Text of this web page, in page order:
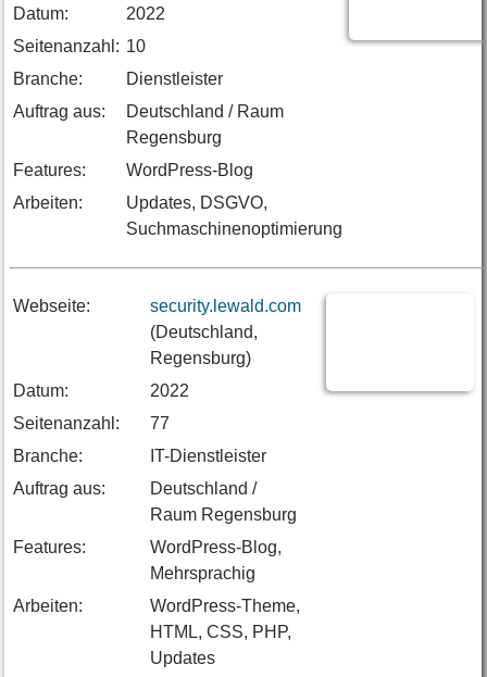
Datum:
2022
Seitenanzahl: 10
Branche:
Dienstleister
Auftrag aus:
Deutschland / Raum
Regensburg
Features:
WordPress-Blog
Arbeiten:
Updates, DSGVO,
Suchmaschinenoptimierung
Webseite:
security.lewald.com
(Deutschland,
Regensburg)
Datum:
2022
Seitenanzahl:
77
Branche:
IT-Dienstleister
Auftrag aus:
Deutschland /
Raum Regensburg
Features:
WordPress-Blog,
Mehrsprachig
Arbeiten:
WordPress-Theme,
HTML, CSS, PHP,
Updates